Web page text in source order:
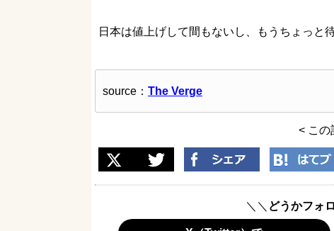
日本は値上げして間もないし、もうちょっと
source： The Verge
< この
＼＼ どうかフォ